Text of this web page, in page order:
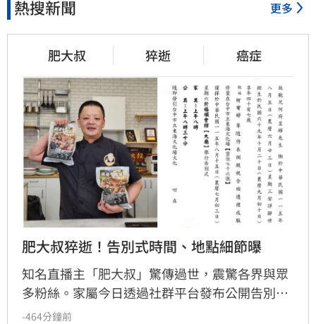
熱搜新聞 更多
肥大叔 猝逝 癌症
肥大叔猝逝！告別式時間、地點細節曝
知名直播主「肥大叔」驚傳過世，震驚各界與眾
多粉絲。家屬今日透過社群平台發布公開告別式
資訊，感謝各界連日來的溫暖關心。家屬安排於
-464分鐘前